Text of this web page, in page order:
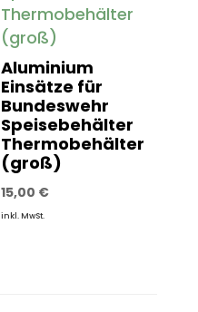
Aluminium
Einsätze für
Bundeswehr
Speisebehälter
Thermobehälter
(groß)
15,00 €
inkl. MwSt.